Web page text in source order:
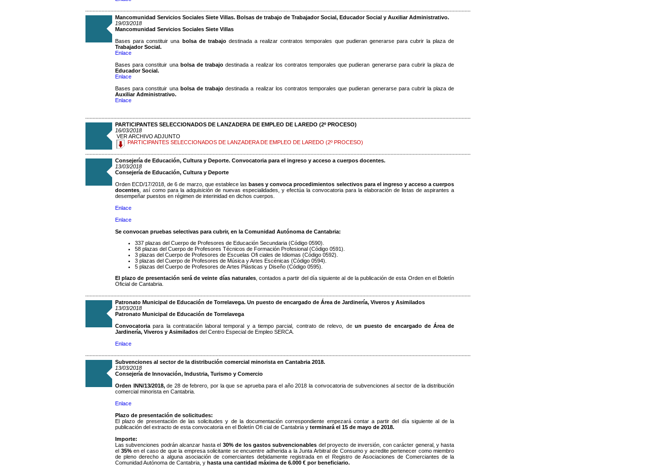
Mancomunidad Servicios Sociales Siete Villas. Bolsas de trabajo de Trabajador Social, Educador Social y Auxiliar Administrativo.
19/03/2018
Mancomunidad Servicios Sociales Siete Villas
Bases para constituir una bolsa de trabajo destinada a realizar contratos temporales que pudieran generarse para cubrir la plaza de
Trabajador Social.
Enlace
Bases para constituir una bolsa de trabajodestinada a realizar los contratos temporales que pudieran generarse para cubrir la plaza de
Educador Social.
Enlace
Bases para constituir unabolsa de trabajo destinada a realizar los contratos temporales que pudieran generarse para cubrir la plaza de
Auxiliar Administrativo.
Enlace
PARTICIPANTES SELECCIONADOS DE LANZADERA DE EMPLEO DE LAREDO (2º PROCESO)
16/03/2018
VER ARCHIVO ADJUNTO
PARTICIPANTES SELECCIONADOS DE LANZADERA DE EMPLEO DE LAREDO (2º PROCESO)
Consejería de Educación, Cultura y Deporte. Convocatoria para el ingreso y acceso a cuerpos docentes.
13/03/2018
Consejería de Educación, Cultura y Deporte
Orden ECD/17/2018, de 6 de marzo, que establece lasbases y convoca procedimientos selectivos para el ingreso y acceso a cuerpos
docentes , así como para la adquisición de nuevas especialidades, y efectúa la convocatoria para la elaboración de listas de aspirantes a
desempeñar puestos en régimen de interinidad en dichos cuerpos.
Enlace
Enlace
Se convocan pruebas selectivas para cubrir, en la Comunidad Autónoma de Cantabria:
337 plazas del Cuerpo de Profesores de Educación Secundaria (Código 0590).
58 plazas del Cuerpo de Profesores Técnicos de Formación Profesional (Código 0591).
3 plazas del Cuerpo de Profesores de Escuelas Ofi ciales de Idiomas (Código 0592).
3 plazas del Cuerpo de Profesores de Música y Artes Escénicas (Código 0594).
5 plazas del Cuerpo de Profesores de Artes Plásticas y Diseño (Código 0595).
El plazo de presentación será de veinte días naturales, contados a partir del día siguiente al de la publicación de esta Orden en el Boletín
Oficial de Cantabria.
Patronato Municipal de Educación de Torrelavega. Un puesto de encargado de Área de Jardinería, Viveros y Asimilados
13/03/2018
Patronato Municipal de Educación de Torrelavega
Convocatoria para la contratación laboral temporal y a tiempo parcial, contrato de relevo, de un puesto de encargado de Área de
Jardinería, Viveros y Asimilados del Centro Especial de Empleo SERCA.
Enlace
Subvenciones al sector de la distribución comercial minorista en Cantabria 2018.
13/03/2018
Consejería de Innovación, Industria, Turismo y Comercio
Orden INN/13/2018,de 28 de febrero, por la que se aprueba para el año 2018 la convocatoria de subvenciones al sector de la distribución
comercial minorista en Cantabria.
Enlace
Plazo de presentación de solicitudes:
El plazo de presentación de las solicitudes y de la documentación correspondiente empezará contar a partir del día siguiente al de la
publicación del extracto de esta convocatoria en el Boletín Ofi cial de Cantabria y terminará el 15 de mayo de 2018.
Importe:
Las subvenciones podrán alcanzar hasta el 30% de los gastos subvencionables del proyecto de inversión, con carácter general, y hasta
el 35%en el caso de que la empresa solicitante se encuentre adherida a la Junta Arbitral de Consumo y acredite pertenecer como miembro
de pleno derecho a alguna asociación de comerciantes debidamente registrada en el Registro de Asociaciones de Comerciantes de la
Comunidad Autónoma de Cantabria, y hasta una cantidad máxima de 6.000 € por beneficiario.